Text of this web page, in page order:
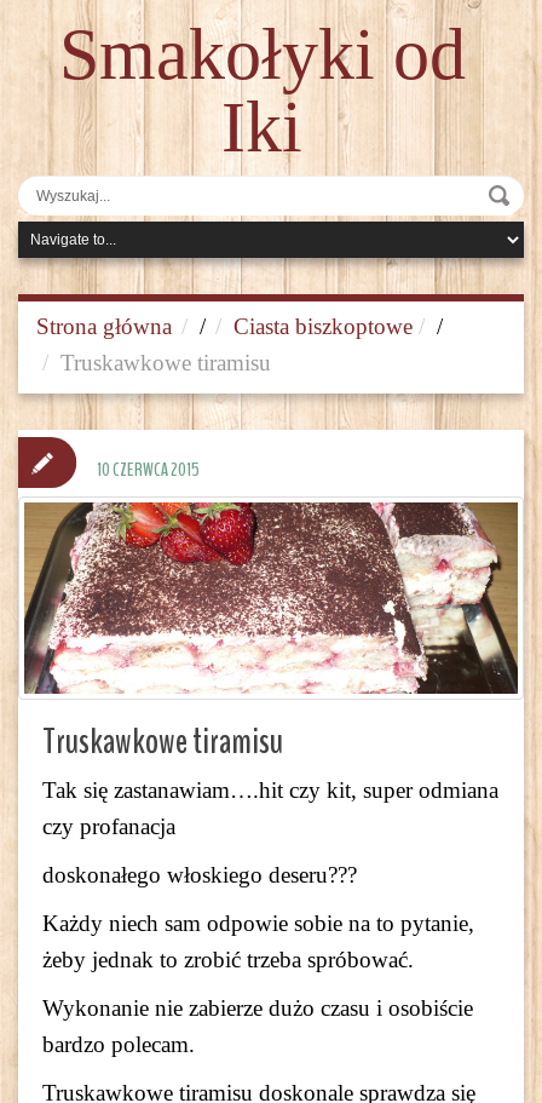
Smakołyki od
Iki
Strona główna / Ciasta biszkoptowe
/
Truskawkowe tiramisu
Truskawkowe tiramisu
Tak się zastanawiam….hit czy kit, super odmiana
czy profanacja
doskonałego włoskiego deseru???
Każdy niech sam odpowie sobie na to pytanie,
żeby jednak to zrobić trzeba spróbować.
Wykonanie nie zabierze dużo czasu i osobiście
bardzo polecam.
Truskawkowe tiramisu doskonale sprawdza się
10 CZERWCA 2015